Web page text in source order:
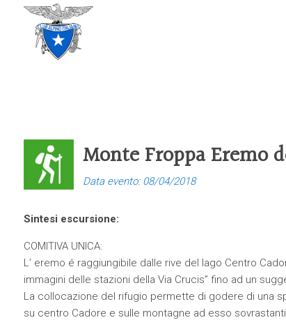
Monte Froppa Eremo
Data evento: 08/04/2018
Sintesi escursione:
COMITIVA UNICA:
L’ eremo é raggiungibile dalle rive del lago Centro
immagini delle stazioni della Via Crucis” fino ad un
La collocazione del rifugio permette di godere di una
su centro Cadore e sulle montagne ad esso